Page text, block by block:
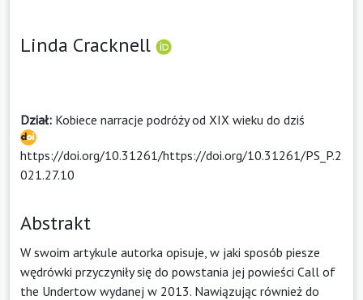
Linda Cracknell
Dział: Kobiece narracje podróży od XIX wieku do dziś
https://doi.org/10.31261/https://doi.org/10.31261/PS_P.2
021.27.10
Abstrakt
W swoim artykule autorka opisuje, w jaki sposób piesze
wędrówki przyczyniły się do powstania jej powieści Call of
the Undertow wydanej w 2013. Nawiązując również do